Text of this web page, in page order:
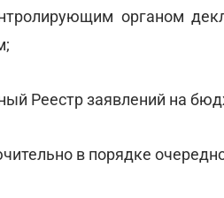
органом
Реестр заявлений на
в порядке